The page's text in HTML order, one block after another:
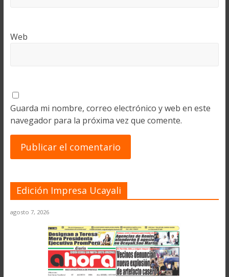
Web
Guarda mi nombre, correo electrónico y web en este
navegador para la próxima vez que comente.
Edición Impresa Ucayali
agosto 7, 2026